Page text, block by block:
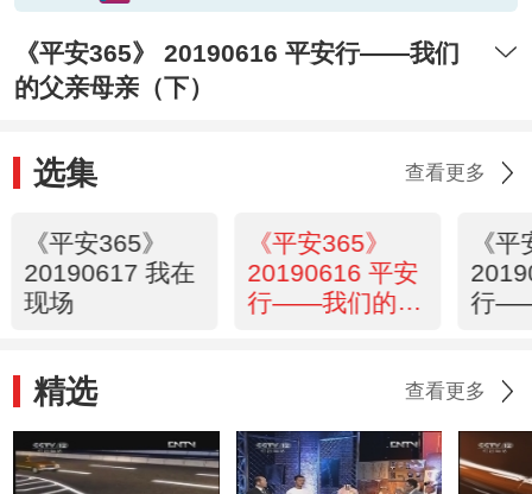
《平安365》 20190616 平安行——我们
的父亲母亲（下）
选集 查看更多
《平安365》
20190617 我在
现场
《平安365》
20190616 平安
行——我们的父
《
行
精选 查看更多